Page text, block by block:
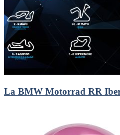
La BMW Motorrad RR